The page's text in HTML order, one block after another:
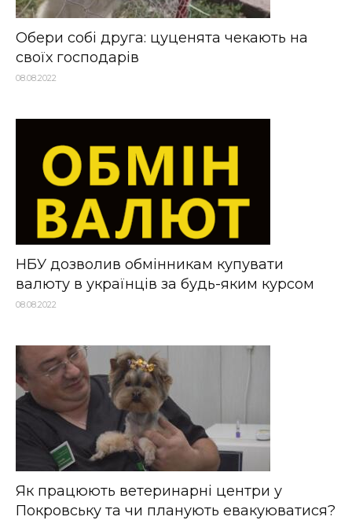
Обери собі друга: цуценята чекають на
своїх господарів
08.08.2022
НБУ дозволив обмінникам купувати
валюту в українців за будь-яким курсом
08.08.2022
Як працюють ветеринарні центри у
Покровську та чи планують евакуюватися?